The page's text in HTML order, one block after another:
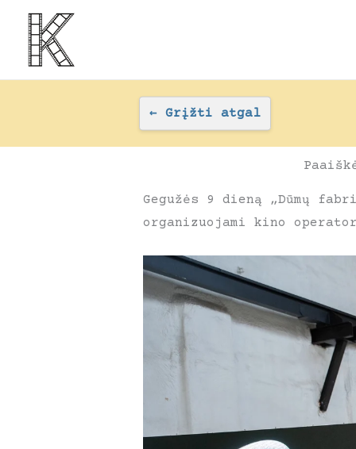
Pereiti
prie
turinio
← Grįžti atgal
Gegužės 9 dieną „Dūmų
organizuojami kino